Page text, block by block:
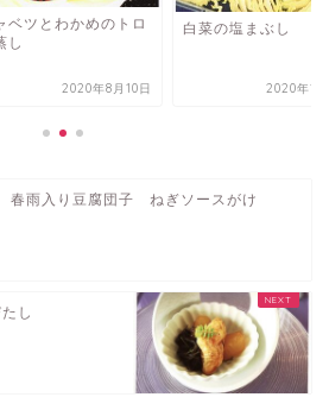
ベツとわかめのトロ
し
2020年8月10日
白菜の塩まぶし
2020年1
春雨入り豆腐団子 ねぎソースがけ
し